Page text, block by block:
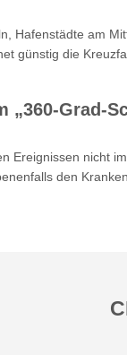
Hafenstädte am
günstig die
„360-Grad-
Ereignissen nicht
den